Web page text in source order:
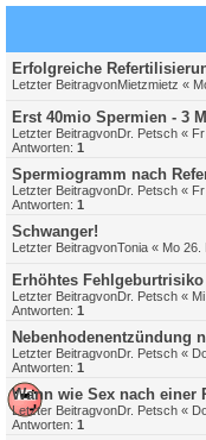
Erfolgreiche
Letzter BeitragvonMietzmietz «
Erst 40mio Spermien - 3
Letzter BeitragvonDr. Petsch «
Antworten: 1
Spermiogramm nach
Letzter BeitragvonDr. Petsch «
Antworten: 1
Schwanger!
Letzter BeitragvonTonia « Mo 26.
Erhöhtes
Letzter BeitragvonDr. Petsch «
Antworten: 1
Nebenhodenentzündung
Letzter BeitragvonDr. Petsch «
Antworten: 1
Wann wie Sex nach einer
Letzter BeitragvonDr. Petsch «
Antworten: 1